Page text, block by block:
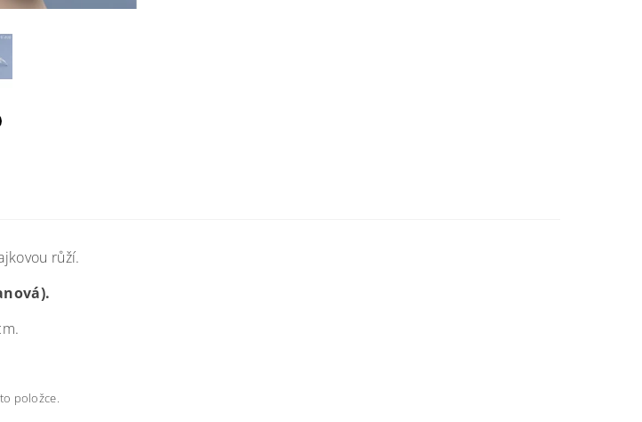
růží.
položce.